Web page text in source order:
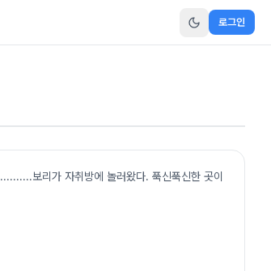
로그인
보리가 자취방에 놀러왔다. 푹신푹신한 곳이